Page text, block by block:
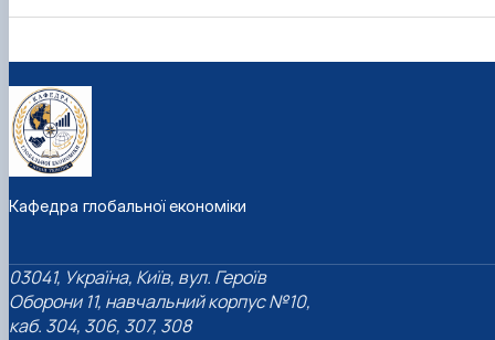
Кафедра глобальної економіки
03041, Україна, Київ, вул. Героїв
Оборони 11, навчальний корпус №10,
каб. 304, 306, 307, 308